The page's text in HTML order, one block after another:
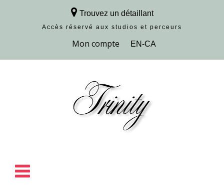
Trouvez un détaillant
Accès réservé aux studios et perceurs